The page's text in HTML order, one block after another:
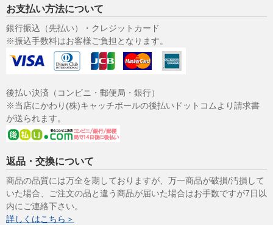
お支払い方法について
銀行振込（先払い）・クレジットカード
※振込手数料はお客様ご負担となります。
後払い決済（コンビニ・郵便局・銀行）
※当店にかわり(株)キャッチボールの後払いドットコムより請求書
が送られます。
返品・交換について
商品の品質には万全を期しておりますが、万一商品が破損/汚損して
いた場合、ご注文の品と違う商品が届いた場合はお手数ですが7日以
内にご連絡下さい。
詳しくはこちら＞